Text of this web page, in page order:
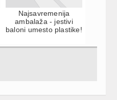
Najsavremenija
ambalaža - jestivi
baloni umesto plastike!